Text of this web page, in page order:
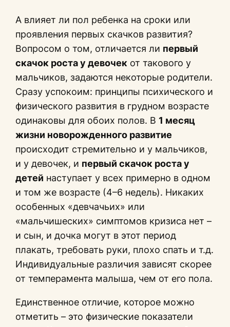
А влияет ли пол ребенка на сроки или
проявления первых скачков развития?
Вопросом о том, отличается ли первый
скачок роста у девочек от такового у
мальчиков, задаются некоторые родители.
Сразу успокоим: принципы психического и
физического развития в грудном возрасте
одинаковы для обоих полов. В 1 месяц
жизни новорожденного развитие
происходит стремительно и у мальчиков,
и у девочек, и первый скачок роста у
детей наступает у всех примерно в одном
и том же возрасте (4–6 недель). Никаких
особенных «девчачьих» или
«мальчишеских» симптомов кризиса нет –
и сын, и дочка могут в этот период
плакать, требовать руки, плохо спать и т.д.
Индивидуальные различия зависят скорее
от темперамента малыша, чем от его пола.
Единственное отличие, которое можно
отметить – это физические показатели